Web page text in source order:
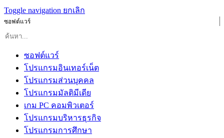
Toggle navigation ยกเลิก
ซอฟต์แวร์
ซอฟต์แวร์
โปรแกรมอินเทอร์เน็ต
โปรแกรมส่วนบุคคล
โปรแกรมมัลติมีเดีย
เกม PC คอมพิวเตอร์
โปรแกรมบริหารธุรกิจ
โปรแกรมการศึกษา